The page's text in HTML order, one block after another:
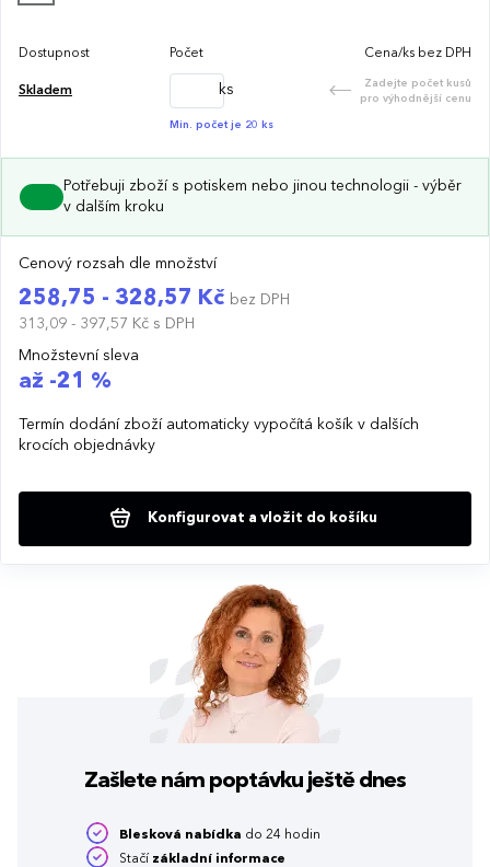
Dostupnost Počet Cena/ks bez DPH
Skladem ks
Zadejte počet kusů
pro výhodnější cenu
Min. počet je 20 ks
Potřebuji zboží s potiskem nebo jinou technologii - výběr
v dalším kroku
Cenový rozsah dle množství
258,75 - 328,57 Kč bez DPH
313,09 - 397,57 Kč s DPH
Množstevní sleva
až -21 %
Termín dodání zboží automaticky vypočítá košík v dalších
krocích objednávky
Konfigurovat a vložit do košíku
Zašlete nám poptávku ještě dnes
Blesková nabídka do 24 hodin
Stačí základní informace